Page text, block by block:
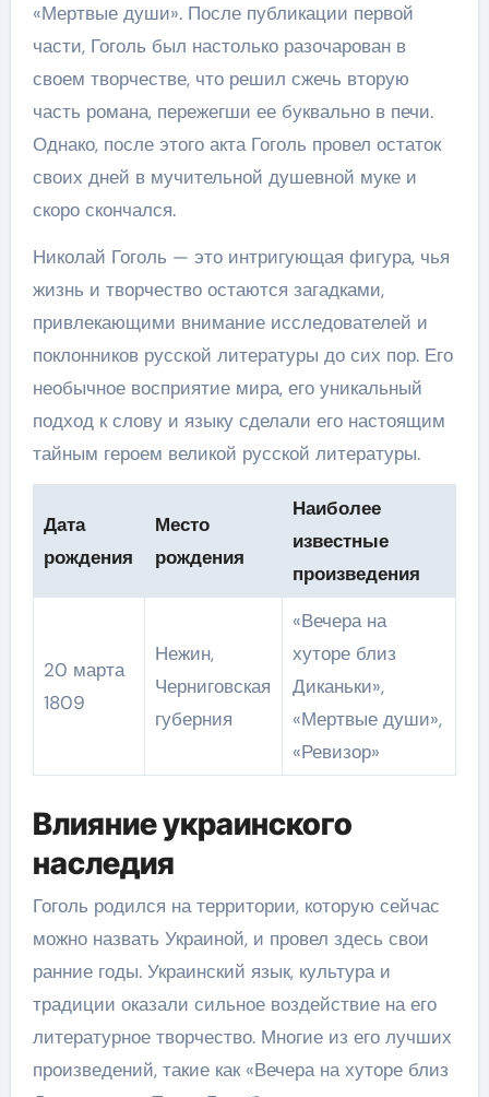
«Мертвые души». После публикации первой
части, Гоголь был настолько разочарован в
своем творчестве, что решил сжечь вторую
часть романа, пережегши ее буквально в печи.
Однако, после этого акта Гоголь провел остаток
своих дней в мучительной душевной муке и
скоро скончался.
Николай Гоголь — это интригующая фигура, чья
жизнь и творчество остаются загадками,
привлекающими внимание исследователей и
поклонников русской литературы до сих пор. Его
необычное восприятие мира, его уникальный
подход к слову и языку сделали его настоящим
тайным героем великой русской литературы.
Дата
рождения
Место
рождения
Наиболее
известные
произведения
20 марта
1809
Нежин,
Черниговская
губерния
«Вечера на
хуторе близ
Диканьки»,
«Мертвые души»,
«Ревизор»
Влияние украинского
наследия
Гоголь родился на территории, которую сейчас
можно назвать Украиной, и провел здесь свои
ранние годы. Украинский язык, культура и
традиции оказали сильное воздействие на его
литературное творчество. Многие из его лучших
произведений, такие как «Вечера на хуторе близ